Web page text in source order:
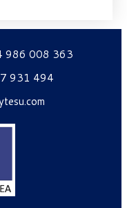
986 008 363
931 494